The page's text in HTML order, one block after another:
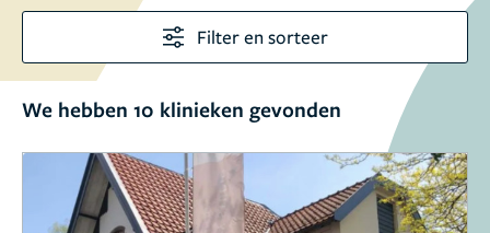
Filter en sorteer
We hebben 10 klinieken gevonden